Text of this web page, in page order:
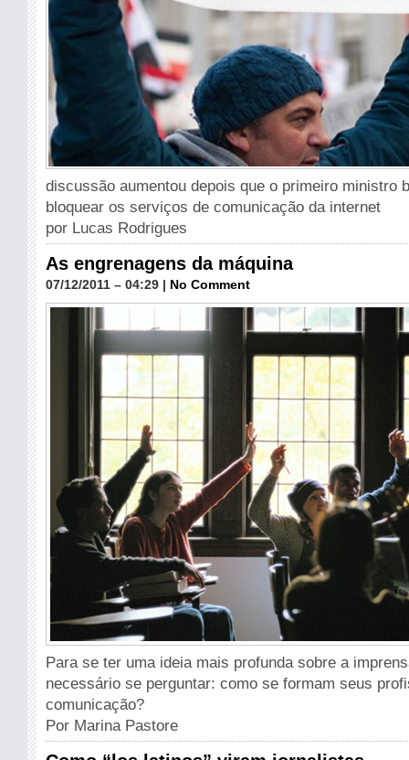
discussão aumentou depois que o primeiro ministro
bloquear os serviços de comunicação da internet
por Lucas Rodrigues
As engrenagens da máquina
07/12/2011 – 04:29 | No Comment
Para se ter uma ideia mais profunda sobre a
necessário se perguntar: como se formam seus
comunicação?
Por Marina Pastore